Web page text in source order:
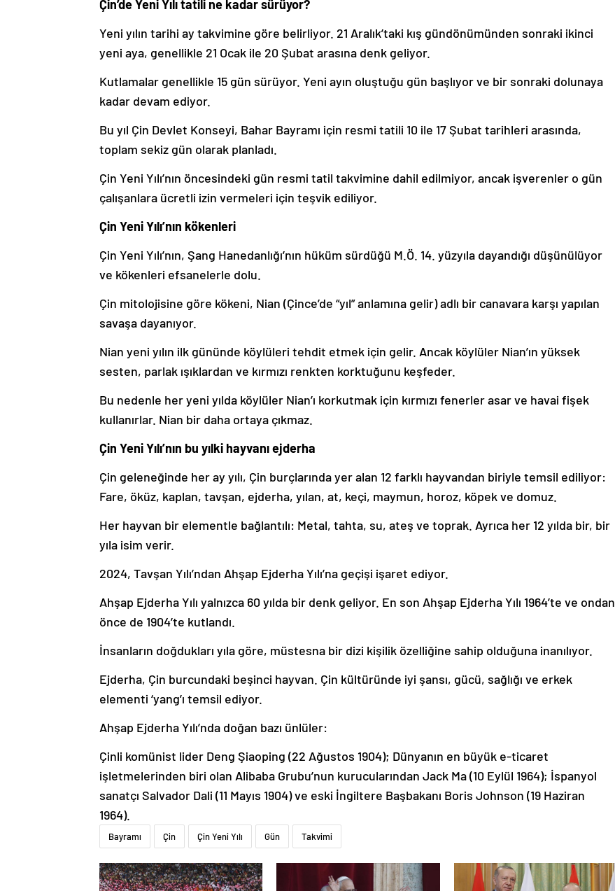
Çin’de Yeni Yılı tatili ne kadar sürüyor?
Yeni yılın tarihi ay takvimine göre belirliyor. 21 Aralık’taki kış gündönümünden sonraki ikinci
yeni aya, genellikle 21 Ocak ile 20 Şubat arasına denk geliyor.
Kutlamalar genellikle 15 gün sürüyor. Yeni ayın oluştuğu gün başlıyor ve bir sonraki dolunaya
kadar devam ediyor.
Bu yıl Çin Devlet Konseyi, Bahar Bayramı için resmi tatili 10 ile 17 Şubat tarihleri arasında,
toplam sekiz gün olarak planladı.
Çin Yeni Yılı’nın öncesindeki gün resmi tatil takvimine dahil edilmiyor, ancak işverenler o gün
çalışanlara ücretli izin vermeleri için teşvik ediliyor.
Çin Yeni Yılı’nın kökenleri
Çin Yeni Yılı’nın, Şang Hanedanlığı’nın hüküm sürdüğü M.Ö. 14. yüzyıla dayandığı düşünülüyor
ve kökenleri efsanelerle dolu.
Çin mitolojisine göre kökeni, Nian (Çince’de “yıl” anlamına gelir) adlı bir canavara karşı yapılan
savaşa dayanıyor.
Nian yeni yılın ilk gününde köylüleri tehdit etmek için gelir. Ancak köylüler Nian’ın yüksek
sesten, parlak ışıklardan ve kırmızı renkten korktuğunu keşfeder.
Bu nedenle her yeni yılda köylüler Nian’ı korkutmak için kırmızı fenerler asar ve havai fişek
kullanırlar. Nian bir daha ortaya çıkmaz.
Çin Yeni Yılı’nın bu yılki hayvanı ejderha
Çin geleneğinde her ay yılı, Çin burçlarında yer alan 12 farklı hayvandan biriyle temsil ediliyor:
Fare, öküz, kaplan, tavşan, ejderha, yılan, at, keçi, maymun, horoz, köpek ve domuz.
Her hayvan bir elementle bağlantılı: Metal, tahta, su, ateş ve toprak. Ayrıca her 12 yılda bir, bir
yıla isim verir.
2024, Tavşan Yılı’ndan Ahşap Ejderha Yılı’na geçişi işaret ediyor.
Ahşap Ejderha Yılı yalnızca 60 yılda bir denk geliyor. En son Ahşap Ejderha Yılı 1964’te ve ondan
önce de 1904’te kutlandı.
İnsanların doğdukları yıla göre, müstesna bir dizi kişilik özelliğine sahip olduğuna inanılıyor.
Ejderha, Çin burcundaki beşinci hayvan. Çin kültüründe iyi şansı, gücü, sağlığı ve erkek
elementi ‘yang’ı temsil ediyor.
Ahşap Ejderha Yılı’nda doğan bazı ünlüler:
Çinli komünist lider Deng Şiaoping (22 Ağustos 1904); Dünyanın en büyük e-ticaret
işletmelerinden biri olan Alibaba Grubu’nun kurucularından Jack Ma (10 Eylül 1964); İspanyol
sanatçı Salvador Dali (11 Mayıs 1904) ve eski İngiltere Başbakanı Boris Johnson (19 Haziran
1964).
Bayramı Çin Çin Yeni Yılı Gün Takvimi